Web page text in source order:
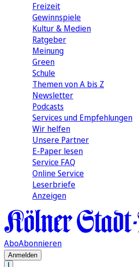
Freizeit
Gewinnspiele
Kultur & Medien
Ratgeber
Meinung
Green
Schule
Themen von A bis Z
Newsletter
Podcasts
Services und Empfehlungen
Wir helfen
Unsere Partner
E-Paper lesen
Service FAQ
Online Service
Leserbriefe
Anzeigen
AboAbonnieren
Anmelden